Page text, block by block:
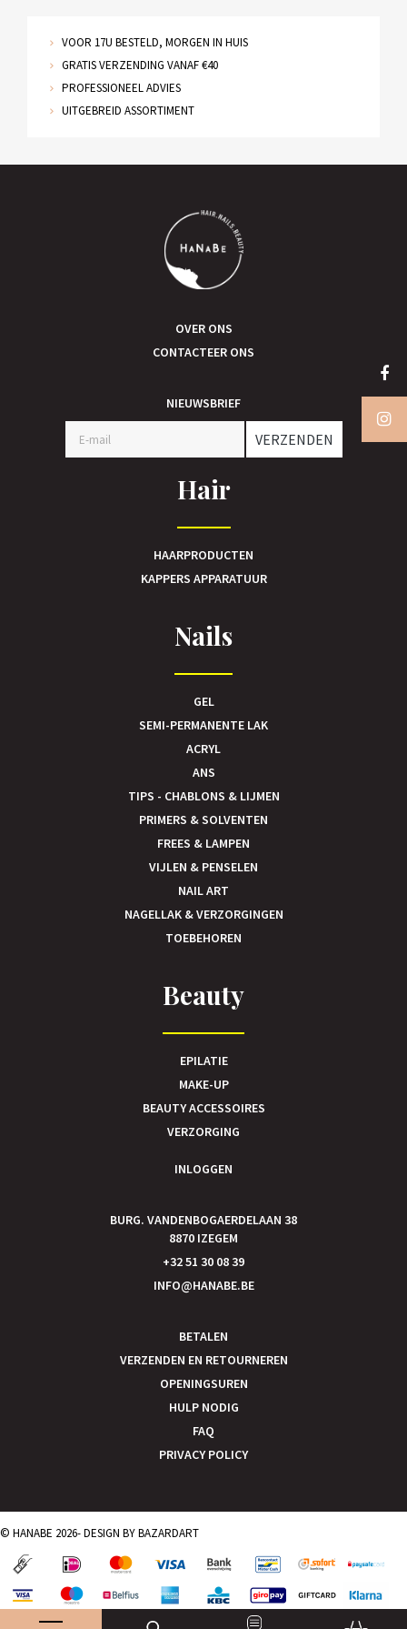
VOOR 17U BESTELD, MORGEN IN HUIS
GRATIS VERZENDING VANAF €40
PROFESSIONEEL ADVIES
UITGEBREID ASSORTIMENT
OVER ONS
CONTACTEER ONS
NIEUWSBRIEF
VERZENDEN
Hair
HAARPRODUCTEN
KAPPERS APPARATUUR
Nails
GEL
SEMI-PERMANENTE LAK
ACRYL
ANS
TIPS - CHABLONS & LIJMEN
PRIMERS & SOLVENTEN
FREES & LAMPEN
VIJLEN & PENSELEN
NAIL ART
NAGELLAK & VERZORGINGEN
TOEBEHOREN
Beauty
EPILATIE
MAKE-UP
BEAUTY ACCESSOIRES
VERZORGING
INLOGGEN
BURG. VANDENBOGAERDELAAN 38
8870 IZEGEM
+32 51 30 08 39
INFO@HANABE.BE
BETALEN
VERZENDEN EN RETOURNEREN
OPENINGSUREN
HULP NODIG
FAQ
PRIVACY POLICY
© HANABE 2026- DESIGN BYBAZARDART